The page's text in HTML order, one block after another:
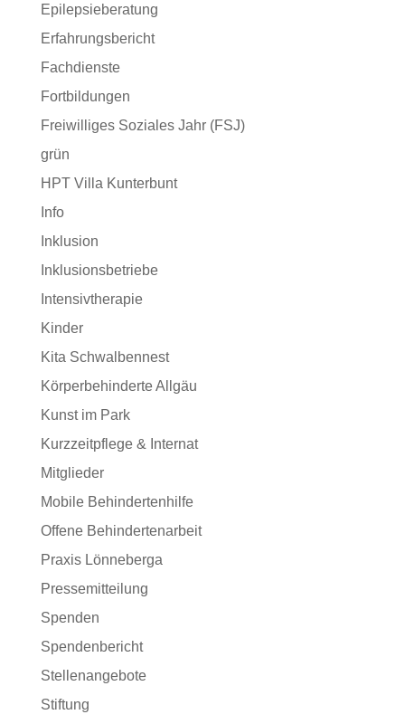
Epilepsieberatung
Erfahrungsbericht
Fachdienste
Fortbildungen
Freiwilliges Soziales Jahr (FSJ)
grün
HPT Villa Kunterbunt
Info
Inklusion
Inklusionsbetriebe
Intensivtherapie
Kinder
Kita Schwalbennest
Körperbehinderte Allgäu
Kunst im Park
Kurzzeitpflege & Internat
Mitglieder
Mobile Behindertenhilfe
Offene Behindertenarbeit
Praxis Lönneberga
Pressemitteilung
Spenden
Spendenbericht
Stellenangebote
Stiftung